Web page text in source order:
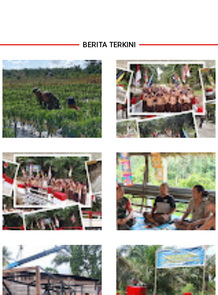
BERITA TERKINI
Babinsa Dampingi Petani
Rawat Cabai, Dukung
Ketahanan Pangan
Tuntas Dibangun, Jembatan
Garuda Perkuat Konektivitas
Teladan Baru–Kuala Kepeng
TNI dan Warga Tuntaskan
Jembatan Garuda, Akses
Ekonomi Kian Terbuka
Warung Kopi Jadi Ruang
Komsos, Babinsa Ajak Warga
Jaga Keamanan Lingkungan